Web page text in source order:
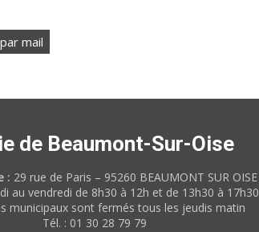
par mail
de Beaumont-Sur-Oise
: 29 rue de Paris – 95260 BEAUMONT SUR OISE
au vendredi de 8h30 à 12h et de 13h30 à 17h30
municipaux sont fermés tous les jeudis matin
Tél. : 01 30 28 79 79